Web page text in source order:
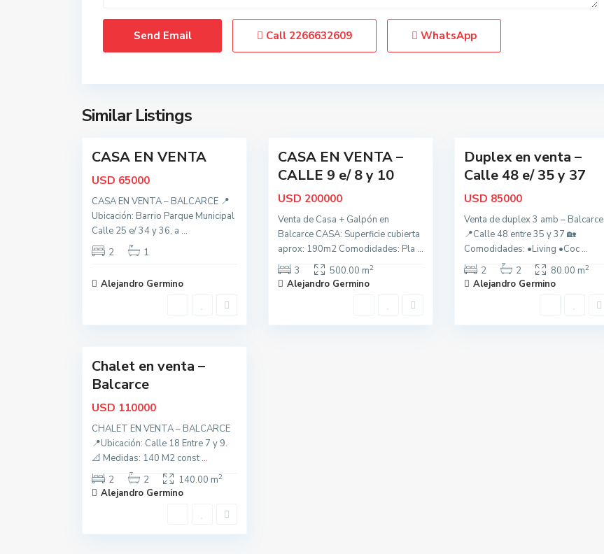
Call 2266632609 WhatsApp
Similar Listings
c
e
CASA EN VENTA
USD 65000
CASA EN VENTA – BALCARCE 📍
Ubicación: Barrio Parque Municipal
Calle 25 e/ 34 y 36, a ...
2
1
Alejandro Germino
l
CASA EN VENTA –
CALLE 9 e/ 8 y 10
USD 200000
Venta de Casa + Galpón en
Balcarce CASA: Superficie cubierta
aprox: 190m2 Comodidades: Pla ...
3
500.00 m2
Alejandro Germino
l
Duplex en venta –
Calle 48 e/ 35 y 37
USD 85000
Venta de duplex 3 amb – Balcarce
📍Calle 48 entre 35 y 37 🏡
Comodidades: •Living •Coc ...
2
2 80.00 m2
Alejandro Germino
t
d
s
,
B
a
l
a
Chalet en venta –
Balcarce
USD 110000
CHALET EN VENTA – BALCARCE
📍Ubicación: Calle 18 Entre 7 y 9.
📐 Medidas: 140 M2 const ...
2
2 140.00 m2
Alejandro Germino